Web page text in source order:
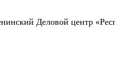
Деловой центр